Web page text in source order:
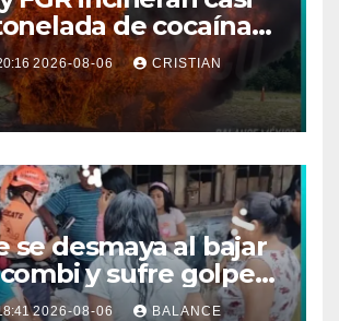
de cocaína
frente a las costas
2026-08-06 CRISTIAN
se desmaya al bajar
y sufre golpe
en Tapachula
2026-08-06 BALANCE